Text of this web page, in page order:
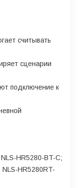
считывать
сценарии
подключение к
HR5280-BT-C;
HR5280RT-